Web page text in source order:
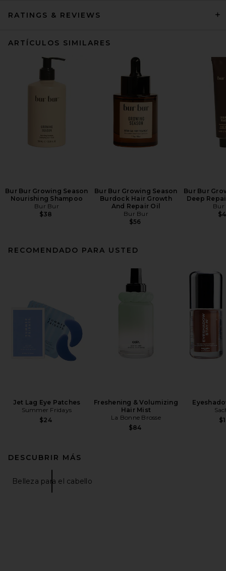
RATINGS & REVIEWS
ARTÍCULOS SIMILARES
Bur Bur Growing Season
Nourishing Shampoo
Bur Bur
$38
Bur Bur Growing Season
Burdock Hair Growth
And Repair Oil
Bur Bur
$56
Bur Bur
Deep
Bur
RECOMENDADO PARA USTED
Jet Lag Eye Patches
Summer Fridays
$24
Freshening & Volumizing
Hair Mist
La Bonne Brosse
$84
DESCUBRIR MÁS
Belleza para el cabello